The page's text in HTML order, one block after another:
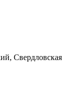
Свердловская